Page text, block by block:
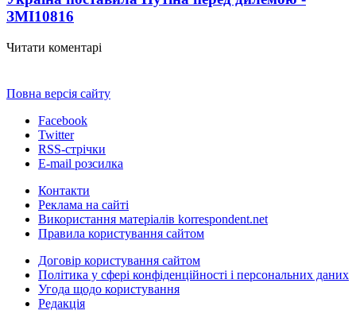
ЗМІ10816
Читати коментарі
Повна версія сайту
Facebook
Twitter
RSS-стрічки
E-mail розсилка
Контакти
Реклама на сайті
Використання матеріалів korrespondent.net
Правила користування сайтом
Договір користування сайтом
Політика у сфері конфіденційності і персональних даних
Угода щодо користування
Редакція